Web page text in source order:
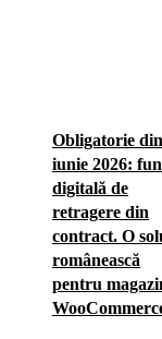
Obligatorie
iunie 2026:
digitală de
retragere din
contract. O
românească
pentru